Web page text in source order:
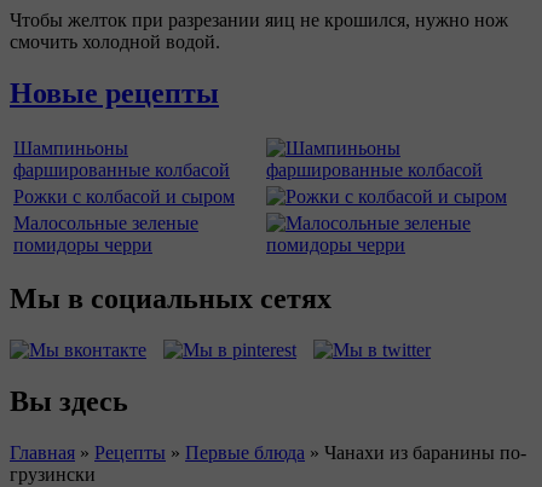
Чтобы желток при разрезании яиц не крошился, нужно нож
смочить холодной водой.
Новые рецепты
Шампиньоны
фаршированные колбасой
Рожки с колбасой и сыром
Малосольные зеленые
помидоры черри
Мы в социальных сетях
Вы здесь
Главная » Рецепты » Первые блюда » Чанахи из баранины по-
грузински